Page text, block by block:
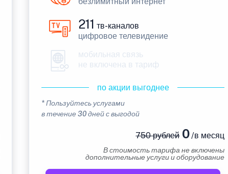
211 тв-каналов
цифровое телевидение
мобильная связь
не включена в тариф
по акции выгоднее
* Пользуйтесь услугами
в течение 30 дней с выгодой
750 рублей0/в месяц
В стоимость тарифа не включены
дополнительные услуги и оборудование